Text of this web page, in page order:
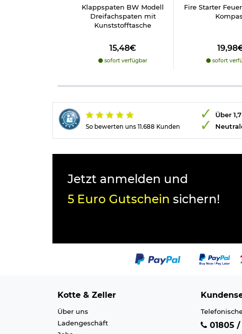
Klappspaten BW Modell
Dreifachspaten mit
Kunststofftasche
15,48€
sofort verfügbar
Fire Starter
sofort
So bewerten uns 11.688 Kunden
Über
Jetzt anmelden und
5 Euro Gutschein sichern!
Kotte & Zeller
Über uns
Ladengeschäft
01805 /